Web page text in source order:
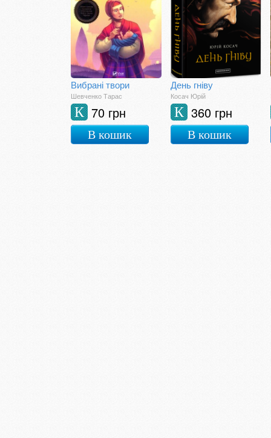
Вибрані твори
Шевченко Тарас
70 грн
К
В кошик
День гніву
Косач Юрій
360 грн
К
В кошик